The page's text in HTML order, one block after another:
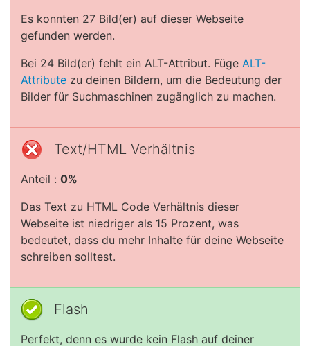
Es konnten 27 Bild(er) auf dieser Webseite
gefunden werden.
Bei 24 Bild(er) fehlt ein ALT-Attribut. Füge ALT-
Attribute zu deinen Bildern, um die Bedeutung der
Bilder für Suchmaschinen zugänglich zu machen.
Text/HTML Verhältnis
Anteil : 0%
Das Text zu HTML Code Verhältnis dieser
Webseite ist niedriger als 15 Prozent, was
bedeutet, dass du mehr Inhalte für deine Webseite
schreiben solltest.
Flash
Perfekt, denn es wurde kein Flash auf deiner